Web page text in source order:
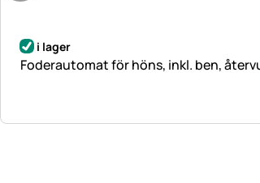
i lager
Foderautomat för höns, inkl. ben,